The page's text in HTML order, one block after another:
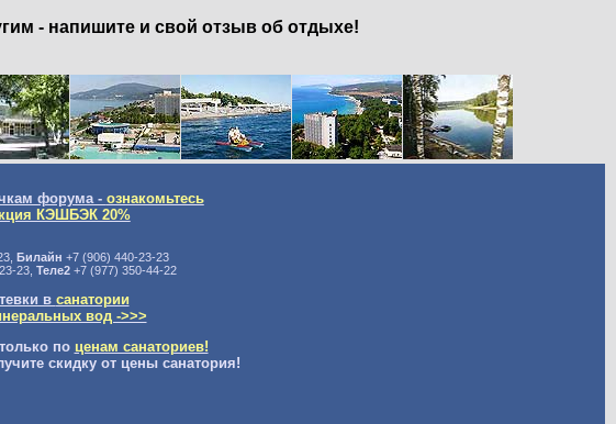
- напишите и свой отзыв об отдыхе!
форума - ознакомьтесь
КЭШБЭК 20%
Билайн +7 (906) 440-23-23
23, Теле2+7 (977) 350-44-22
в санатории
вод ->>>
по ценам санаториев!
скидку от цены санатория!